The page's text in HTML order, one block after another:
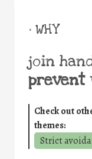
• WHY
join
prevent
Check out
themes:
Strict